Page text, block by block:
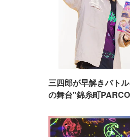
三四郎が早解きバト
の舞台"錦糸町